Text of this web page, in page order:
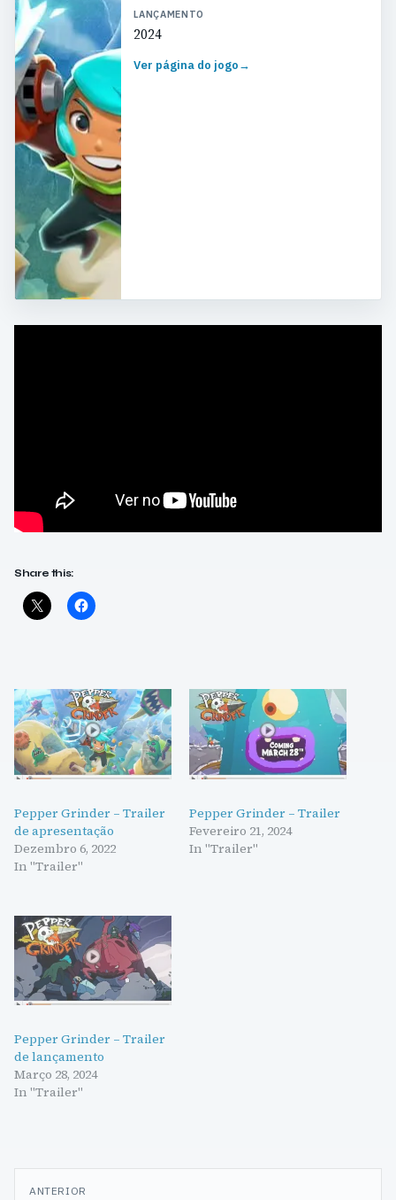
LANÇAMENTO
2024
Ver página do jogo→
Share this:
Pepper Grinder – Trailer
de apresentação
Dezembro 6, 2022
In "Trailer"
Pepper Grinder – Trailer
Fevereiro 21, 2024
In "Trailer"
Pepper Grinder – Trailer
de lançamento
Março 28, 2024
In "Trailer"
Navegação
ANTERIOR